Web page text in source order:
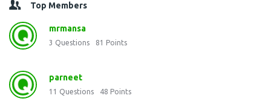
Top Members
mrmansa
3 Questions 81 Points
parneet
11 Questions 48 Points